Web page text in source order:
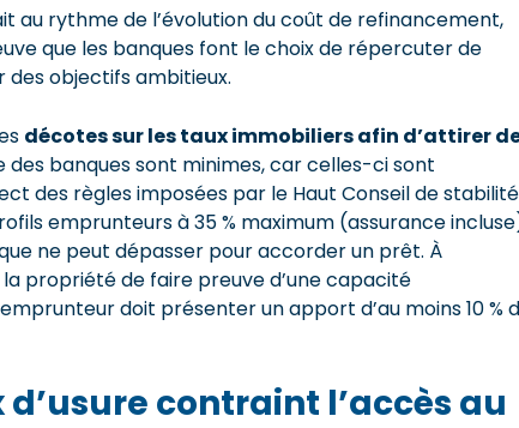
au rythme de l’évolution du coût de refinancement,
que les banques font le choix de répercuter de
objectifs ambitieux.
décotes sur les taux immobiliers afin d’attirer
banques sont minimes, car celles-ci sont
des règles imposées par le Haut Conseil de stabilité
emprunteurs à 35 % maximum (assurance
ne peut dépasser pour accorder un prêt. À
propriété de faire preuve d’une capacité
doit présenter un apport d’au moins 10 %
contraint l’accès au